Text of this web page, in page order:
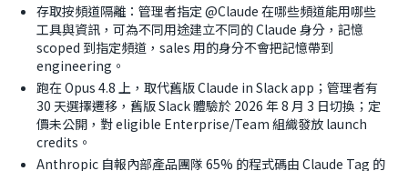
存取按頻道隔離：管理者指定 @Claude 在哪些頻道能用哪些
工具與資訊，可為不同用途建立不同的 Claude 身分，記憶
scoped 到指定頻道，sales 用的身分不會把記憶帶到
engineering。
跑在 Opus 4.8 上，取代舊版 Claude in Slack app；管理者有
30 天選擇遷移，舊版 Slack 體驗於 2026 年 8 月 3 日切換；定
價未公開，對 eligible Enterprise/Team 組織發放 launch
credits。
Anthropic 自報內部產品團隊 65% 的程式碼由 Claude Tag 的